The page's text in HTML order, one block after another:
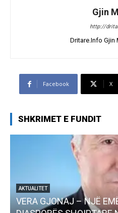
Gjin
http://
Dritare.Info Gjin
Facebook X
SHKRIMET E FUNDIT
AKTUALITET